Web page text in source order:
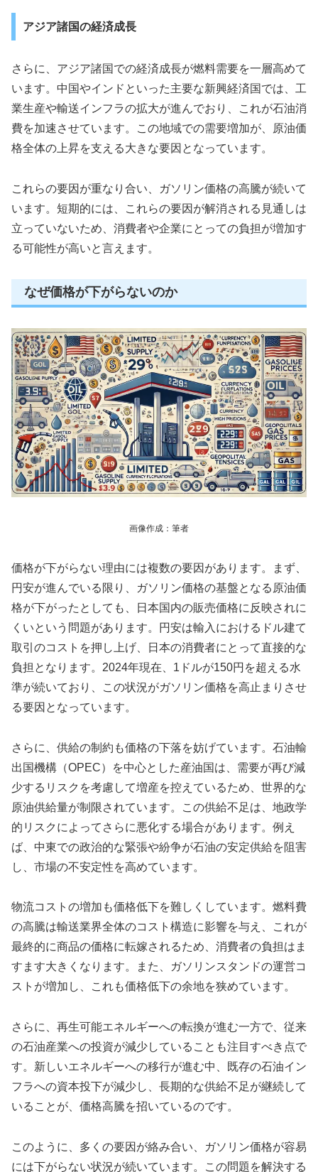
アジア諸国の経済成長
さらに、アジア諸国での経済成長が燃料需要を一層高めて
います。中国やインドといった主要な新興経済国では、工
業生産や輸送インフラの拡大が進んでおり、これが石油消
費を加速させています。この地域での需要増加が、原油価
格全体の上昇を支える大きな要因となっています。
これらの要因が重なり合い、ガソリン価格の高騰が続いて
います。短期的には、これらの要因が解消される見通しは
立っていないため、消費者や企業にとっての負担が増加す
る可能性が高いと言えます。
なぜ価格が下がらないのか
画像作成：筆者
価格が下がらない理由には複数の要因があります。まず、
円安が進んでいる限り、ガソリン価格の基盤となる原油価
格が下がったとしても、日本国内の販売価格に反映されに
くいという問題があります。円安は輸入におけるドル建て
取引のコストを押し上げ、日本の消費者にとって直接的な
負担となります。2024年現在、1ドルが150円を超える水
準が続いており、この状況がガソリン価格を高止まりさせ
る要因となっています。
さらに、供給の制約も価格の下落を妨げています。石油輸
出国機構（OPEC）を中心とした産油国は、需要が再び減
少するリスクを考慮して増産を控えているため、世界的な
原油供給量が制限されています。この供給不足は、地政学
的リスクによってさらに悪化する場合があります。例え
ば、中東での政治的な緊張や紛争が石油の安定供給を阻害
し、市場の不安定性を高めています。
物流コストの増加も価格低下を難しくしています。燃料費
の高騰は輸送業界全体のコスト構造に影響を与え、これが
最終的に商品の価格に転嫁されるため、消費者の負担はま
すます大きくなります。また、ガソリンスタンドの運営コ
ストが増加し、これも価格低下の余地を狭めています。
さらに、再生可能エネルギーへの転換が進む一方で、従来
の石油産業への投資が減少していることも注目すべき点で
す。新しいエネルギーへの移行が進む中、既存の石油イン
フラへの資本投下が減少し、長期的な供給不足が継続して
いることが、価格高騰を招いているのです。
このように、多くの要因が絡み合い、ガソリン価格が容易
には下がらない状況が続いています。この問題を解決する